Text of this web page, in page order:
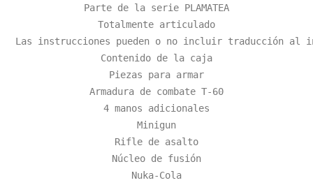
Parte de la serie PLAMATEA
Totalmente articulado
Las instrucciones pueden o no incluir traducción al
Contenido de la caja
Piezas para armar
Armadura de combate T-60
4 manos adicionales
Minigun
Rifle de asalto
Núcleo de fusión
Nuka-Cola